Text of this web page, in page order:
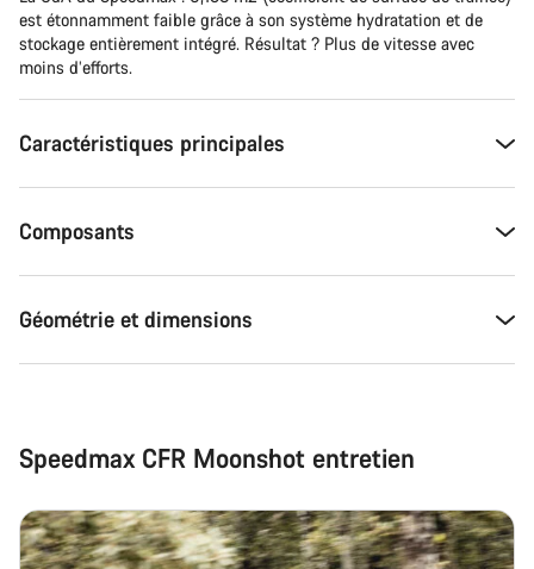
est étonnamment faible grâce à son système hydratation et de
stockage entièrement intégré. Résultat ? Plus de vitesse avec
moins d’efforts.
Caractéristiques principales
Composants
Géométrie et dimensions
Speedmax CFR Moonshot entretien